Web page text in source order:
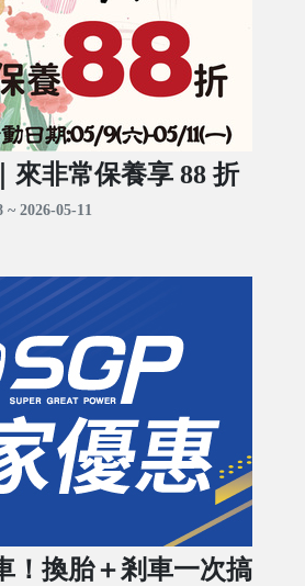
來非常保養享 88 折
~ 2026-05-11
！換胎＋剎車一次搞